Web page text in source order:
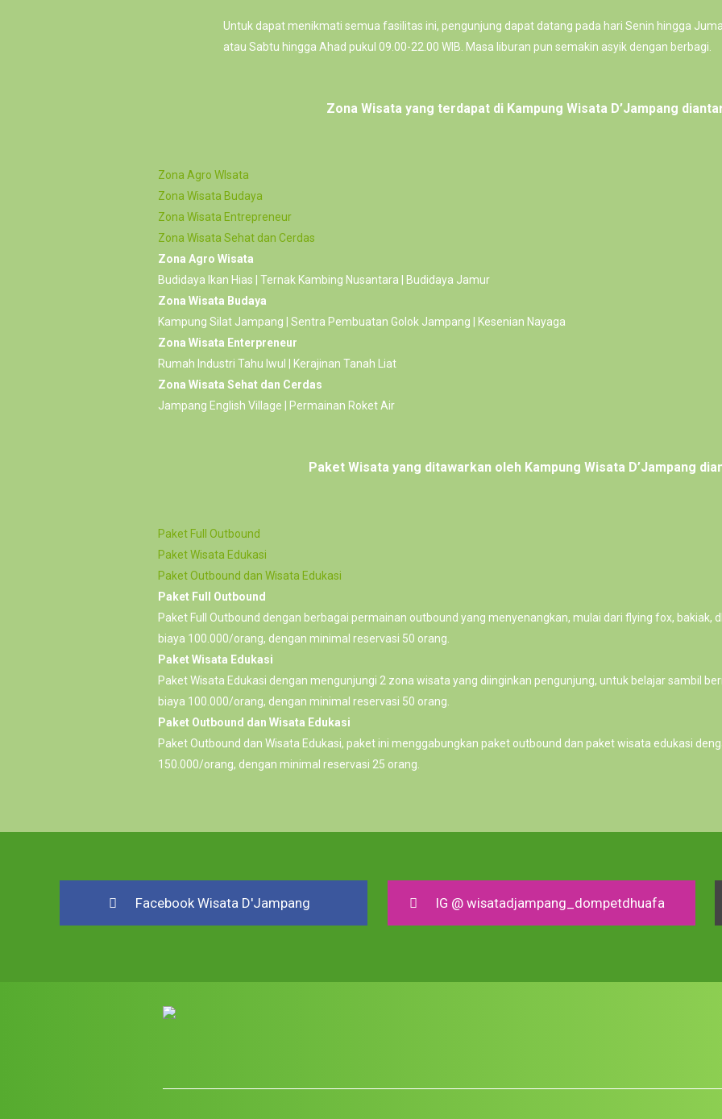
Untuk dapat menikmati semua fasilitas ini, pengunjung dapat datang pada hari Senin hingga
atau Sabtu hingga Ahad pukul 09.00-22.00 WIB. Masa liburan pun semakin asyik dengan berbagi.
Zona Wisata yang terdapat di Kampung Wisata D’Jampang
Zona Agro WIsata
Zona Wisata Budaya
Zona Wisata Entrepreneur
Zona Wisata Sehat dan Cerdas
Zona Agro Wisata
Budidaya Ikan Hias | Ternak Kambing Nusantara | Budidaya Jamur
Zona Wisata Budaya
Kampung Silat Jampang | Sentra Pembuatan Golok Jampang | Kesenian Nayaga
Zona Wisata Enterpreneur
Rumah Industri Tahu Iwul | Kerajinan Tanah Liat
Zona Wisata Sehat dan Cerdas
Jampang English Village | Permainan Roket Air
Paket Wisata yang ditawarkan oleh Kampung Wisata D’Jampang
Paket Full Outbound
Paket Wisata Edukasi
Paket Outbound dan Wisata Edukasi
Paket Full Outbound
Paket Full Outbound dengan berbagai permainan outbound yang menyenangkan, mulai dari flying fox, bakiak,
biaya 100.000/orang, dengan minimal reservasi 50 orang.
Paket Wisata Edukasi
Paket Wisata Edukasi dengan mengunjungi 2 zona wisata yang diinginkan pengunjung, untuk belajar sambil
biaya 100.000/orang, dengan minimal reservasi 50 orang.
Paket Outbound dan Wisata Edukasi
Paket Outbound dan Wisata Edukasi, paket ini menggabungkan paket outbound dan paket wisata edukasi
150.000/orang, dengan minimal reservasi 25 orang.
Facebook Wisata D'Jampang IG @ wisatadjampang_dompetdhuafa